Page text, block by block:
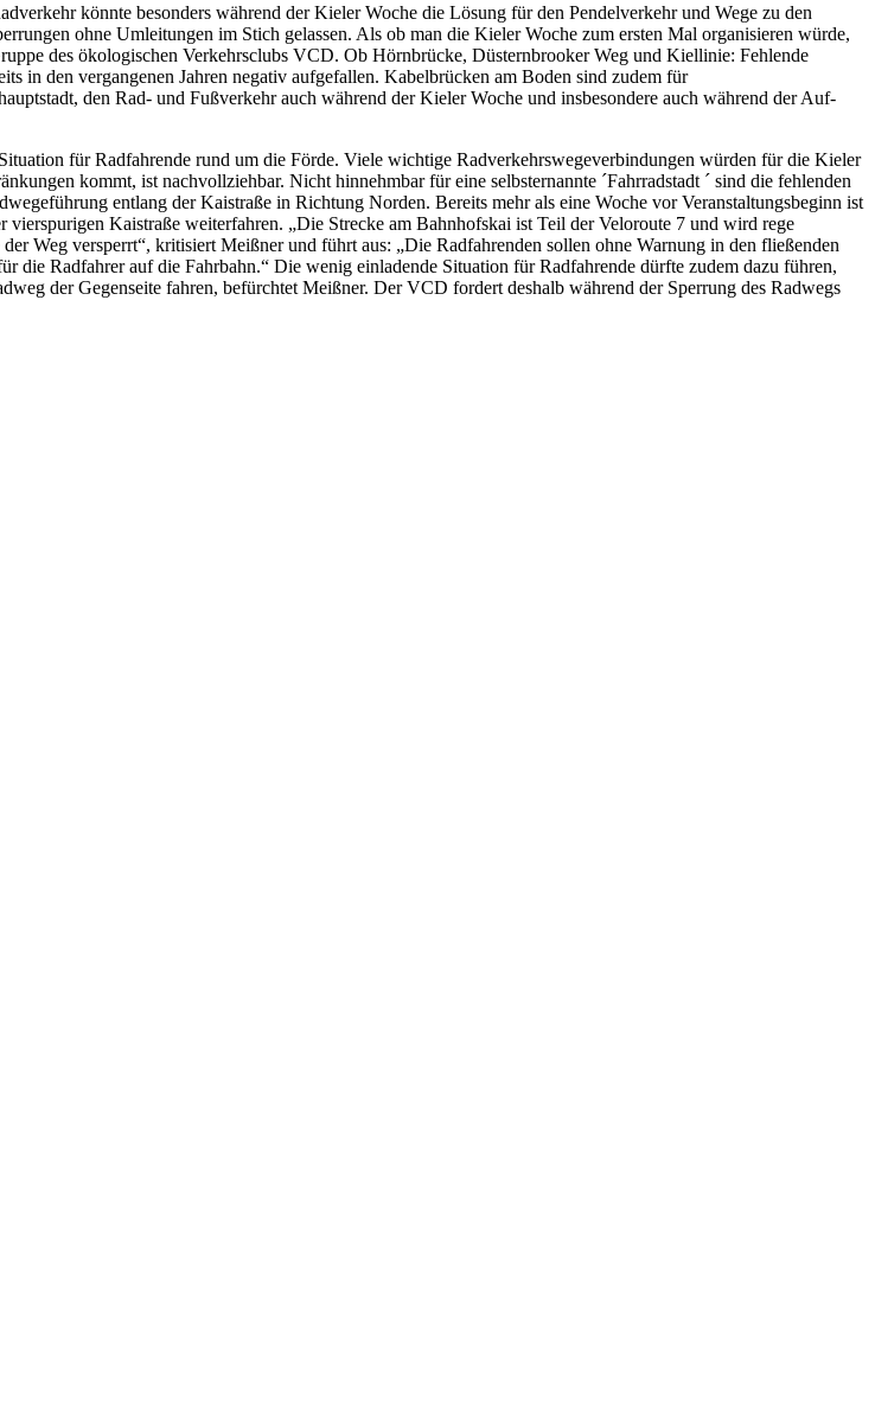
könnte besonders während der Kieler Woche die Lösung für den Pendelverkehr und Wege zu den
ohne Umleitungen im Stich gelassen. Als ob man die Kieler Woche zum ersten Mal organisieren würde,
des ökologischen Verkehrsclubs VCD. Ob Hörnbrücke, Düsternbrooker Weg und Kiellinie: Fehlende
in den vergangenen Jahren negativ aufgefallen. Kabelbrücken am Boden sind zudem für
den Rad- und Fußverkehr auch während der Kieler Woche und insbesondere auch während der Auf-
für Radfahrende rund um die Förde. Viele wichtige Radverkehrswegeverbindungen würden für die Kieler
kommt, ist nachvollziehbar. Nicht hinnehmbar für eine selbsternannte ´Fahrradstadt ´ sind die fehlenden
entlang der Kaistraße in Richtung Norden. Bereits mehr als eine Woche vor Veranstaltungsbeginn ist
Kaistraße weiterfahren. „Die Strecke am Bahnhofskai ist Teil der Veloroute 7 und wird rege
Weg versperrt“, kritisiert Meißner und führt aus: „Die Radfahrenden sollen ohne Warnung in den fließenden
Radfahrer auf die Fahrbahn.“ Die wenig einladende Situation für Radfahrende dürfte zudem dazu führen,
der Gegenseite fahren, befürchtet Meißner. Der VCD fordert deshalb während der Sperrung des Radwegs